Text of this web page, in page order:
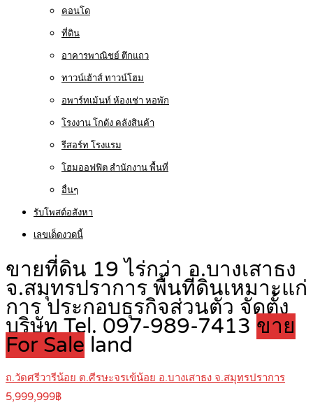
คอนโด
ที่ดิน
อาคารพาณิชย์ ตึกแถว
ทาวน์เฮ้าส์ ทาวน์โฮม
อพาร์ทเม้นท์ ห้องเช่า หอพัก
โรงงาน โกดัง คลังสินค้า
รีสอร์ท โรงแรม
โฮมออฟฟิต สำนักงาน พื้นที่
อื่นๆ
รับโพสต์อสังหา
เลขเด็ดงวดนี้
ขายที่ดิน 19 ไร่กว่า อ.บางเสาธง
จ.สมุทรปราการ พื้นที่ดินเหมาะแก่
การ ประกอบธุรกิจส่วนตัว จัดตั้ง
บริษัท Tel. 097-989-7413 ขาย
For Sale land
ถ.วัดศรีวารีน้อย ต.ศีรษะจรเข้น้อย อ.บางเสาธง จ.สมุทรปราการ
5,999,999฿